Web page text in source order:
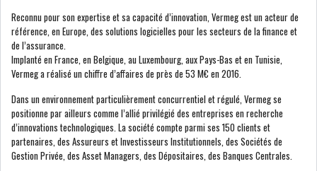
FRANCE RENFORCENT...
OFFICEPLAST CHERCHE DEUX
ADMINISTRATEURS...
L’ATB RENFORCE SON
ENGAGEMENT AUPRÈS DES...
Reconnu pour son expertise et sa capacité d’innovation, Vermeg est un acteur de
référence, en Europe, des solutions logicielles pour les secteurs de la finance et
de l’assurance.
Implanté en France, en Belgique, au Luxembourg, aux Pays-Bas et en Tunisie,
Vermeg a réalisé un chiffre d’affaires de près de 53 M€ en 2016.
Dans un environnement particulièrement concurrentiel et régulé, Vermeg se
positionne par ailleurs comme l’allié privilégié des entreprises en recherche
d’innovations technologiques. La société compte parmi ses 150 clients et
partenaires, des Assureurs et Investisseurs Institutionnels, des Sociétés de
Gestion Privée, des Asset Managers, des Dépositaires, des Banques Centrales.